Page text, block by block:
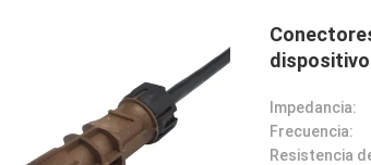
dispositivo
Impedancia:
Frecuencia: